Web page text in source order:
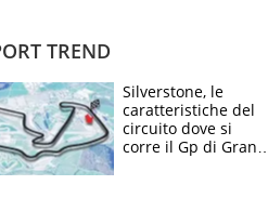
TREND
Silverstone, le
caratteristiche del
circuito dove si
corre il Gp di Gran